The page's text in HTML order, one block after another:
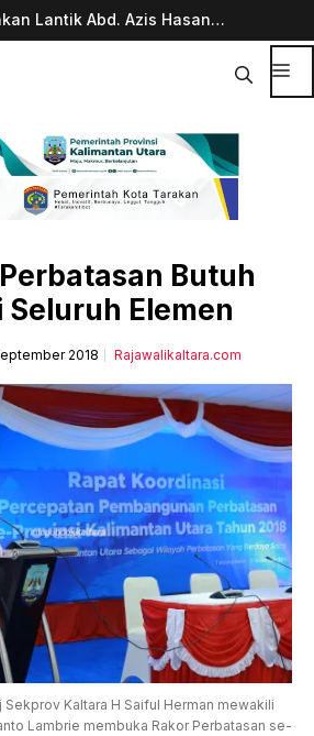
Lantik Abd. Azis Hasan
Butuh
Seluruh Elemen
2018 Rajawalikaltara.com
Sekprov Kaltara H Saiful Herman mewakili
Lambrie membuka Rakor Perbatasan se-